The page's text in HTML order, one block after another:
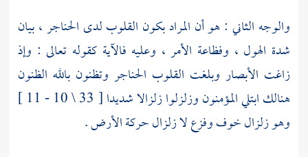
والوجه الثاني : هو أن المراد بكون القلوب لدى الحناجر ، بيان
شدة الهول ، وفظاعة الأمر ، وعليه فالآية كقوله تعالى : وإذ
زاغت الأبصار وبلغت القلوب الحناجر وتظنون بالله الظنون
هنالك ابتلي المؤمنون وزلزلوا زلزالا شديدا [ 33 \ 10 - 11 ]
وهو زلزال خوف وفزع لا زلزال حركة الأرض .